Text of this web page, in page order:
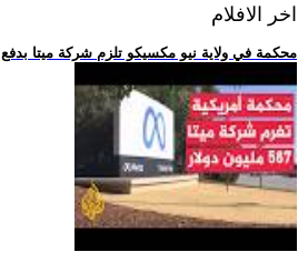
اخر الافلام
.. محكمة في ولاية نيو مكسيكو تلزم شركة ميتا بدفع 567 مليون دولا